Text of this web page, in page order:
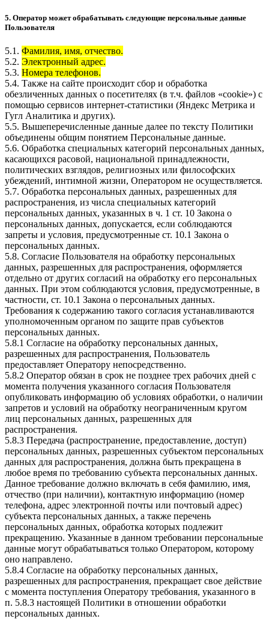
5. Оператор может обрабатывать следующие персональные данные
Пользователя
5.1. Фамилия, имя, отчество.
5.2. Электронный адрес.
5.3. Номера телефонов.
5.4. Также на сайте происходит сбор и обработка
обезличенных данных о посетителях (в т.ч. файлов «cookie») с
помощью сервисов интернет-статистики (Яндекс Метрика и
Гугл Аналитика и других).
5.5. Вышеперечисленные данные далее по тексту Политики
объединены общим понятием Персональные данные.
5.6. Обработка специальных категорий персональных данных,
касающихся расовой, национальной принадлежности,
политических взглядов, религиозных или философских
убеждений, интимной жизни, Оператором не осуществляется.
5.7. Обработка персональных данных, разрешенных для
распространения, из числа специальных категорий
персональных данных, указанных в ч. 1 ст. 10 Закона о
персональных данных, допускается, если соблюдаются
запреты и условия, предусмотренные ст. 10.1 Закона о
персональных данных.
5.8. Согласие Пользователя на обработку персональных
данных, разрешенных для распространения, оформляется
отдельно от других согласий на обработку его персональных
данных. При этом соблюдаются условия, предусмотренные, в
частности, ст. 10.1 Закона о персональных данных.
Требования к содержанию такого согласия устанавливаются
уполномоченным органом по защите прав субъектов
персональных данных.
5.8.1 Согласие на обработку персональных данных,
разрешенных для распространения, Пользователь
предоставляет Оператору непосредственно.
5.8.2 Оператор обязан в срок не позднее трех рабочих дней с
момента получения указанного согласия Пользователя
опубликовать информацию об условиях обработки, о наличии
запретов и условий на обработку неограниченным кругом
лиц персональных данных, разрешенных для
распространения.
5.8.3 Передача (распространение, предоставление, доступ)
персональных данных, разрешенных субъектом персональных
данных для распространения, должна быть прекращена в
любое время по требованию субъекта персональных данных.
Данное требование должно включать в себя фамилию, имя,
отчество (при наличии), контактную информацию (номер
телефона, адрес электронной почты или почтовый адрес)
субъекта персональных данных, а также перечень
персональных данных, обработка которых подлежит
прекращению. Указанные в данном требовании персональные
данные могут обрабатываться только Оператором, которому
оно направлено.
5.8.4 Согласие на обработку персональных данных,
разрешенных для распространения, прекращает свое действие
с момента поступления Оператору требования, указанного в
п. 5.8.3 настоящей Политики в отношении обработки
персональных данных.